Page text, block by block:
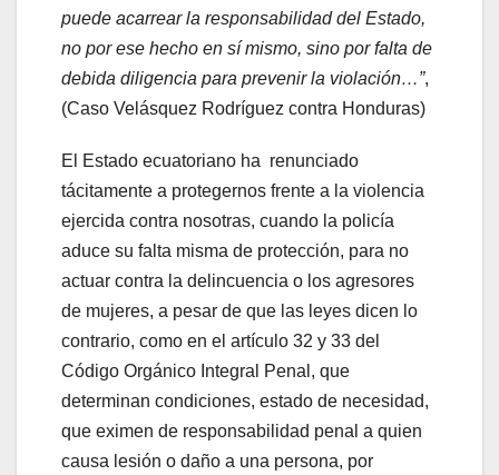
puede acarrear la responsabilidad del Estado,
no por ese hecho en sí mismo, sino por falta de
debida diligencia para prevenir la violación…”,
(Caso Velásquez Rodríguez contra Honduras)
El Estado ecuatoriano ha renunciado
tácitamente a protegernos frente a la violencia
ejercida contra nosotras, cuando la policía
aduce su falta misma de protección, para no
actuar contra la delincuencia o los agresores
de mujeres, a pesar de que las leyes dicen lo
contrario, como en el artículo 32 y 33 del
Código Orgánico Integral Penal, que
determinan condiciones, estado de necesidad,
que eximen de responsabilidad penal a quien
causa lesión o daño a una persona, por